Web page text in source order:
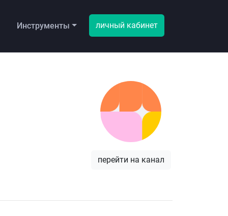
Инструменты личный кабинет
перейти на канал